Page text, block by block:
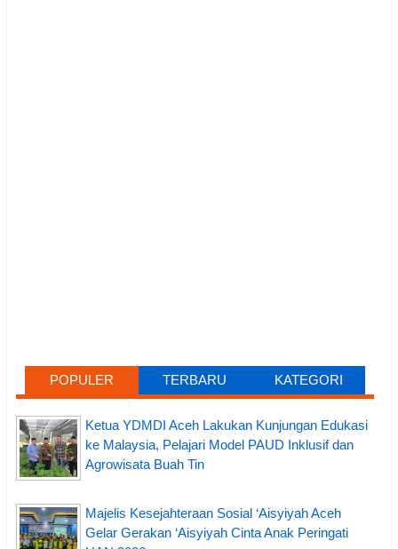
POPULER TERBARU KATEGORI
Ketua YDMDI Aceh Lakukan Kunjungan Edukasi
ke Malaysia, Pelajari Model PAUD Inklusif dan
Agrowisata Buah Tin
Majelis Kesejahteraan Sosial ‘Aisyiyah Aceh
Gelar Gerakan ‘Aisyiyah Cinta Anak Peringati